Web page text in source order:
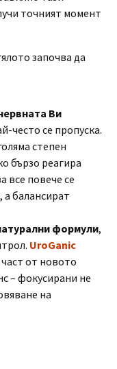
точният момент
започва да
Ви
често се пропуска.
степен
бързо реагира
все повече се
а балансират
формули,
UroGanic
от новото
– фокусирани не
на